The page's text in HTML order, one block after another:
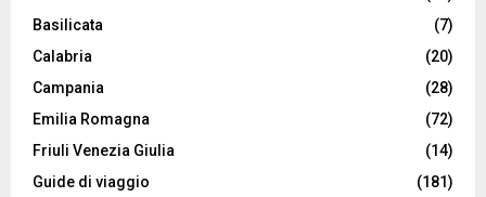
Basilicata
(7)
Calabria
(20)
Campania
(28)
Emilia Romagna
(72)
Friuli Venezia Giulia
(14)
Guide di viaggio
(181)